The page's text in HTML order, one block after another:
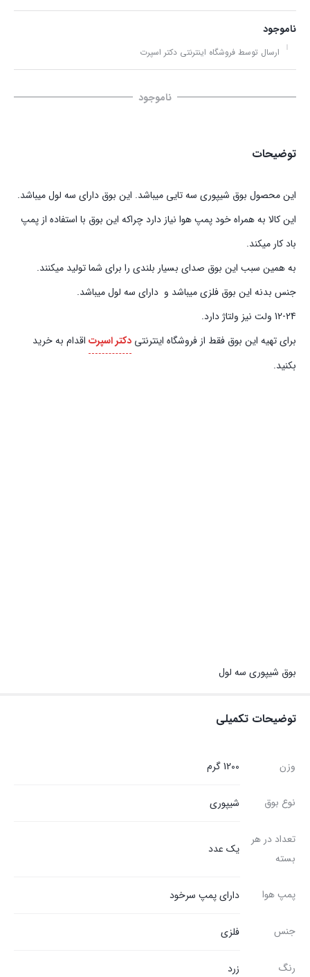
ناموجود
ارسال توسط فروشگاه اینترنتی دکتر اسپرت
ناموجود
توضیحات
این محصول بوق شیپوری سه تایی میباشد. این بوق دارای سه لول میباشد.
این کالا به همراه خود پمپ هوا نیاز دارد چراکه این بوق با استفاده از پمپ
باد کار میکند.
به همین سبب این بوق صدای بسیار بلندی را برای شما تولید میکنند.
جنس بدنه این بوق فلزی میباشد و دارای سه لول میباشد.
12-24 ولت نیز ولتاژ دارد.
برای تهیه این بوق فقط از فروشگاه اینترنتی دکتر اسپرت اقدام به خرید
بکنید.
بوق شیپوری سه لول
توضیحات تکمیلی
وزن 1200 گرم
نوع بوق شیپوری
تعداد در هر
بسته
یک عدد
پمپ هوا دارای پمپ سرخود
جنس فلزی
رنگ زرد